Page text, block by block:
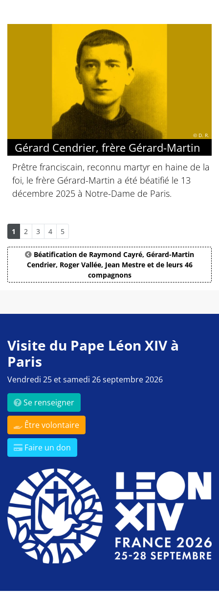
© D. R.
Gérard Cendrier, frère Gérard-Martin
Prêtre franciscain, reconnu martyr en haine de la
foi, le frère Gérard-Martin a été béatifié le 13
décembre 2025 à Notre-Dame de Paris.
1 2 3 4 5
Béatification de Raymond Cayré, Gérard-Martin
Cendrier, Roger Vallée, Jean Mestre et de leurs 46
compagnons
Visite du Pape Léon XIV à
Paris
Vendredi 25 et samedi 26 septembre 2026
Se renseigner
Être volontaire
Faire un don